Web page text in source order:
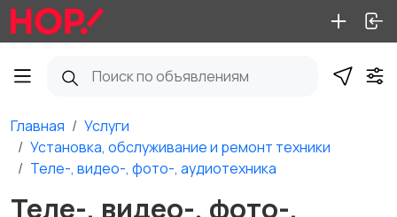
Главная
Услуги
Установка, обслуживание и ремонт техники
Теле-, видео-, фото-, аудиотехника
Теле-, видео-, фото-,